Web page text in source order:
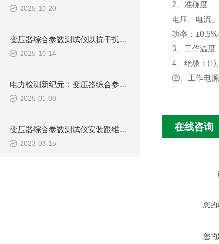
2025-10-20
变压器综合参数测试仪以抗干扰设计保障复杂电网检测精准
2025-10-14
电力检测新纪元：变压器综合参数测试仪，创新技术，领电力行业智能化转型
2025-01-08
变压器综合参数测试仪安装跟维护有哪些要注意
2023-03-15
2 、准确度
电压、电流
功率：±0.5%
3、工作温度
4、绝缘：⑴
⑵、工作电源
在线咨询
您的
您的